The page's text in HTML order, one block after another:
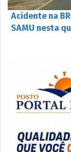
Acidente na
SAMU nesta